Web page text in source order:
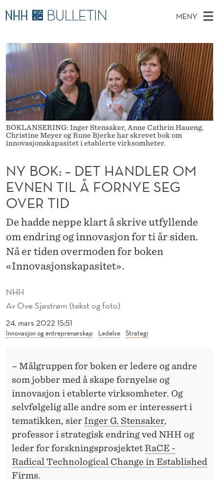
N
Y
B
O
K
D
T
H
A
N
D
R
M
MENY
O
V
E
D
M
E
N
Y
Ø
K
I
E
T
T
E
D
E
T
Stipendiater og nye forskerprofiler
Disputaser
Ekspertutvalg
Om Bulletin
BOKLANSERING: Inger Stensaker, Anne Cathrin Haueng,
Christine Meyer og Rune Bjerke har skrevet bok om
innovasjonskapasitet i etablerte virksomheter.
NHH
Av Ove Sjøstrøm (tekst og foto)
24. mars 2022 15:51
Innovasjon og entreprenørskap Ledelse Strategi
NY BOK: – DET HANDLER OM
EVNEN TIL Å FORNYE SEG
OVER TID
De hadde neppe klart å skrive utfyllende
om endring og innovasjon for ti år siden.
Nå er tiden overmoden for boken
«Innovasjonskapasitet».
– Målgruppen for boken er ledere og andre
som jobber med å skape fornyelse og
innovasjon i etablerte virksomheter. Og
selvfølgelig alle andre som er interessert i
tematikken, sier Inger G. Stensaker,
professor i strategisk endring ved NHH og
leder for forskningsprosjektetRaCE -
Radical Technological Change in Established
Firms.